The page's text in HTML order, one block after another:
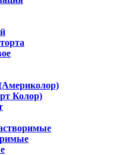
Колор)